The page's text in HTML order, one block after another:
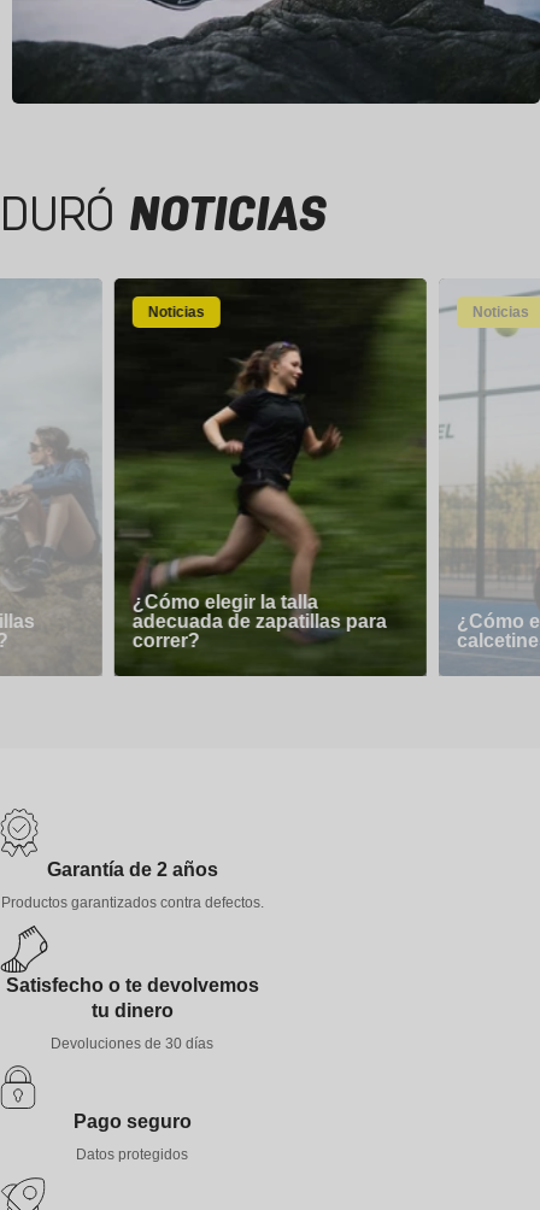
DURÓ NOTICIAS
Noticias
¿Cómo elegir la talla
adecuada de zapatillas para
correr?
Noticias
¿Cómo
Garantía de 2 años
Productos garantizados contra defectos.
Satisfecho o te devolvemos
tu dinero
Devoluciones de 30 días
Pago seguro
Datos protegidos